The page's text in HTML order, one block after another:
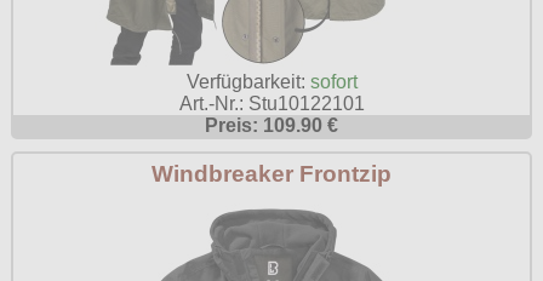
Verfügbarkeit: sofort
Art.-Nr.: Stu10122101
Preis: 109.90 €
Windbreaker Frontzip